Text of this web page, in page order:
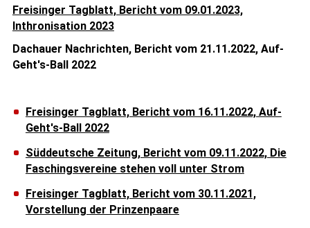
Freisinger Tagblatt, Bericht vom 09.01.2023,
Inthronisation 2023
Dachauer Nachrichten, Bericht vom 21.11.2022, Auf-
Geht's-Ball 2022
Freisinger Tagblatt, Bericht vom 16.11.2022, Auf-
Geht's-Ball 2022
Süddeutsche Zeitung, Bericht vom 09.11.2022, Die
Faschingsvereine stehen voll unter Strom
Freisinger Tagblatt, Bericht vom 30.11.2021,
Vorstellung der Prinzenpaare